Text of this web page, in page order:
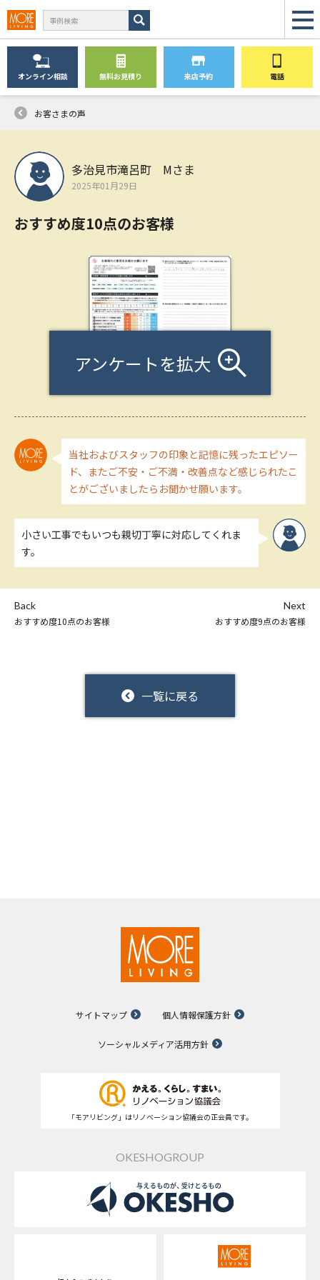
オンライン相談 無料お見積り 来店予約 電話
お客さまの声
多治見市滝呂町 Mさま
2025年01月29日
おすすめ度10点のお客様
アンケートを拡大
当社およびスタッフの印象と記憶に残ったエピソー
ド、またご不安・ご不満・改善点など感じられたこ
とがございましたらお聞かせ願います。
小さい工事でもいつも親切丁寧に対応してくれま
す。
Back
おすすめ度10点のお客様
一覧に戻る
Next
おすすめ度9点のお客様
サイトマップ 個人情報保護方針
ソーシャルメディア活用方針
「モアリビング」はリノベーション協議会の正会員です。
OKESHOGROUP